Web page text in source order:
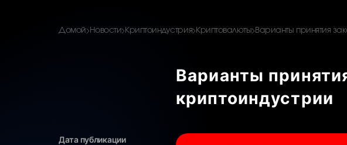
Домой Новости Криптоиндустрия Криптовалюты Варианты принятия
Варианты
криптоиндустрии
Дата публикации